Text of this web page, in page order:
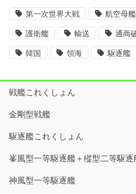
第一次世界大戦 航空母艦
護衛艦 輸送 通商
韓国 領海 駆逐艦
戦艦これくしょん
金剛型戦艦
駆逐艦これくしょん
峯風型一等駆逐艦＋樅型二等駆逐
神風型一等駆逐艦